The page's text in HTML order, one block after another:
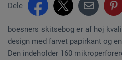
Dele
boesners skitsebog er af høj
design med farvet papirkant og
Den indeholder 160